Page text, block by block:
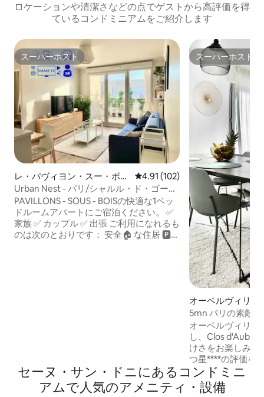
ロケーションや清潔さなどの点でゲストから高評価を得
ているコンドミニアムをご紹介します
スーパーホスト
スーパーホスト
レ・パヴィヨン・スー・ボワ
のコンドミニアム
レビュー102件、5つ星中4.91つ
4.91 (102)
Urban Nest - パリ/シャルル・ド・ゴール
空港 - 駐車場と快適さ
PAVILLONS - SOUS - BOISの快適な1ベッ
ドルームアパートにご宿泊ください。 ✅
家族 ✅ カップル ✅ 出張 ご利用になれるも
のは次のとおりです： 安全🏠 な住居 🅿️
スーパーホスト
スーパーホスト
オーベルヴィリエ
ニアム
5mn パリの素敵
日当たりの良いア
オーベルヴィリエ
し、Clos d'Auber
けさをお楽しみください
つ星****の評価を
です！ パリへの完璧なゲートウェイ（12
号線） スタッド
（徒歩30分） 電
セーヌ・サン・ドニにあるコンドミニ
アムで人気のアメニティ・設備